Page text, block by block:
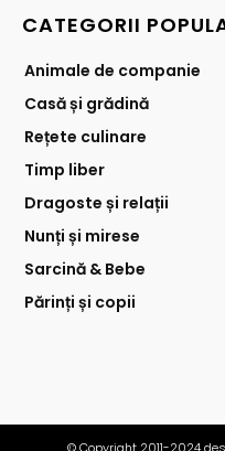
CATEGORII
Animale de companie
Casă și grădină
Rețete culinare
Timp liber
Dragoste și relații
Nunți și mirese
Sarcină & Bebe
Părinți și copii
© Copyright 2011-2024